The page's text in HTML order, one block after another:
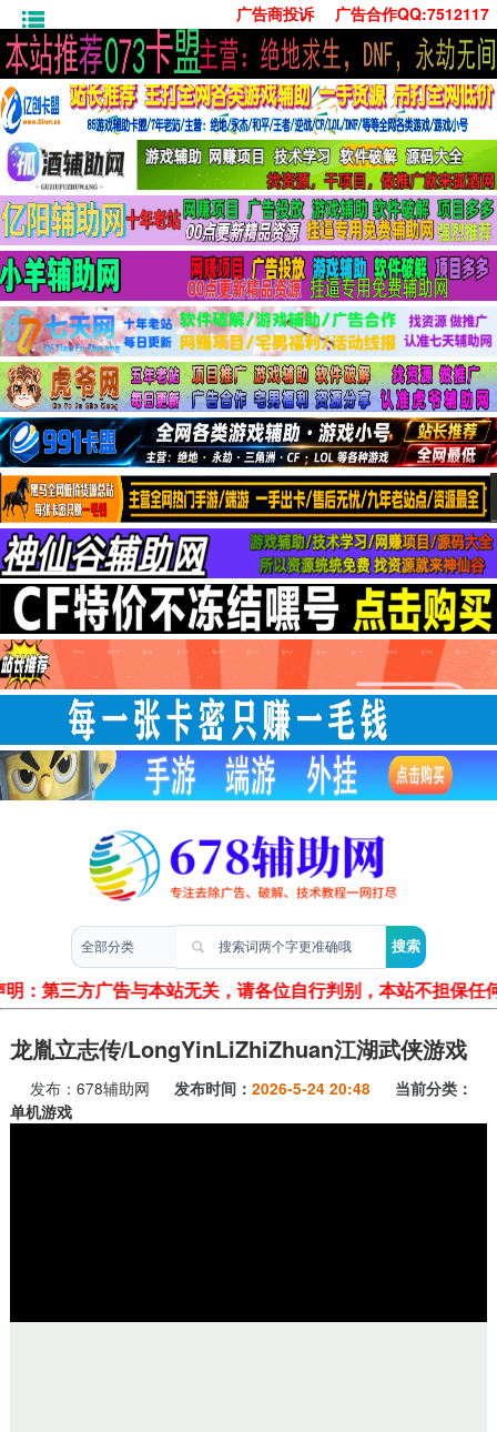
广告商投诉 广告合作QQ:7512117
首页
技术学习
安卓绿化
单机游戏
社交娱乐
系统工具
活动线报
常用办公
源码收集
值得一看
两性情感
：第三方广告与本站无关，请各位自行判别，本站不担保任
龙胤立志传/LongYinLiZhiZhuan江湖武侠游戏
发布： 678辅助网 发布时间： 2026-5-24 20:48
当前分类：
单机游戏